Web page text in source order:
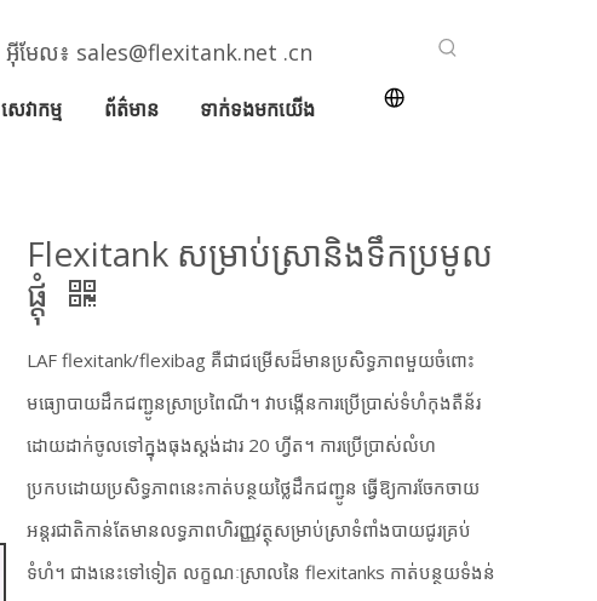
អ៊ីមែល៖ sales@flexitank.net .cn
សេវាកម្ម ព័ត៌មាន ទាក់ទងមកយើង
Flexitank សម្រាប់ស្រានិងទឹកប្រមូល
ផ្តុំ
LAF flexitank/flexibag គឺជាជម្រើសដ៏មានប្រសិទ្ធភាពមួយចំពោះ
មធ្យោបាយដឹកជញ្ជូនស្រាប្រពៃណី។ វាបង្កើនការប្រើប្រាស់ទំហំកុងតឺន័រ
ដោយដាក់ចូលទៅក្នុងធុងស្តង់ដារ 20 ហ្វីត។ ការប្រើប្រាស់លំហ
ប្រកបដោយប្រសិទ្ធភាពនេះកាត់បន្ថយថ្លៃដឹកជញ្ជូន ធ្វើឱ្យការចែកចាយ
អន្តរជាតិកាន់តែមានលទ្ធភាពហិរញ្ញវត្ថុសម្រាប់ស្រាទំពាំងបាយជូរគ្រប់
ទំហំ។ ជាងនេះទៅទៀត លក្ខណៈស្រាលនៃ flexitanks កាត់បន្ថយទំងន់